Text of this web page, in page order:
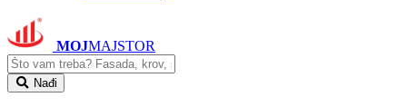
MOJMAJSTOR
Nađi